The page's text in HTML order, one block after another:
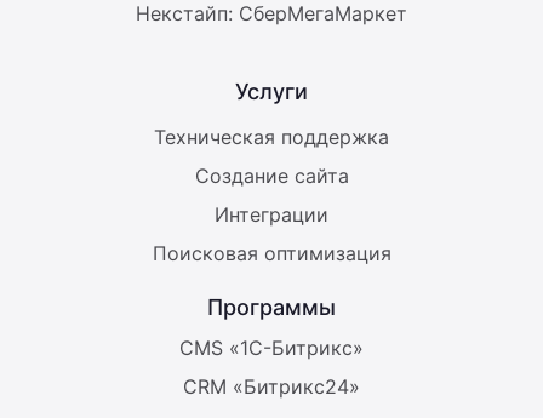
Некстайп: СберМегаМаркет
Услуги
Техническая поддержка
Создание сайта
Интеграции
Поисковая оптимизация
Программы
CMS «1С-Битрикс»
CRM «Битрикс24»